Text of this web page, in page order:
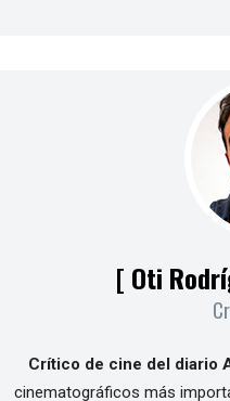
[ Oti
Crítico de cine del diario
cinematográficos más